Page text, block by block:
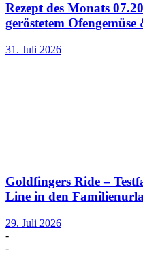
Rezept des Monats
geröstetem
31. Juli 2026
Goldfingers Ride –
Line in den
29. Juli 2026
-
-